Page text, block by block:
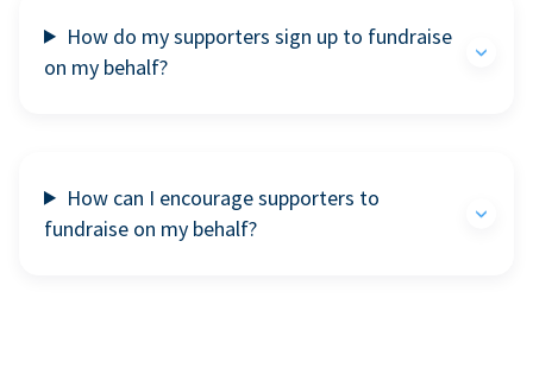
How do my supporters sign up to fundraise
on my behalf?
How can I encourage supporters to
fundraise on my behalf?